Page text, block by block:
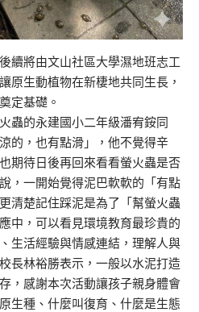
續將由文山社區大學濕地班志工
原生動植物在新棲地共同生長，
定基礎。
蟲的永建國小二年級潘宥銨同
的，也有點滑」，他不覺得辛
期待日後再回來看看螢火蟲是否
，一開始覺得泥巴軟軟的「有點
清楚記住踩泥是為了「幫螢火蟲
中，可以看見環境教育最珍貴的
生活經驗與情感連結，理解人與
長林裕勝表示，一般以水泥打造
，感謝本次活動讓孩子親身體會
生種、什麼叫復育、什麼是生態